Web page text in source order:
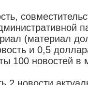
(материал
и 0,5
100 новостей в